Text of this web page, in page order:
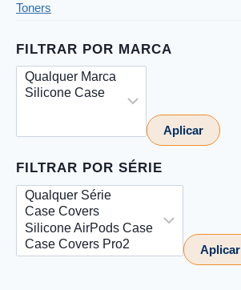
Toners
FILTRAR POR MARCA
Aplicar
FILTRAR POR SÉRIE
Aplicar